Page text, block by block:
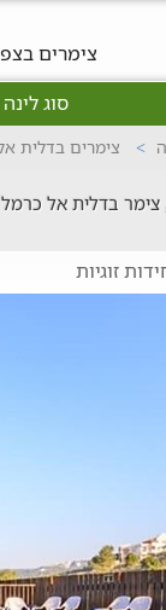
צימרים
סוג לינה
צימרים בדלית
צימר בדלית אל כרמל
זוגיות